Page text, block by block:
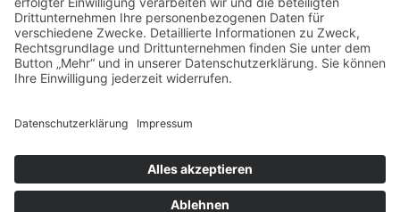
Bezahlmöglichkeiten
Paypal Kreditkarte Vorkasse
Versand
kostenloser Versand ab 30 €